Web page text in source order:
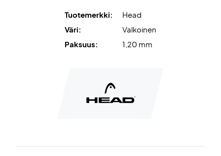
Tuotemerkki:
Head
Väri:
Valkoinen
Paksuus:
1,20 mm